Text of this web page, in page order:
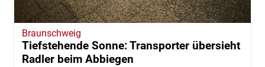
Braunschweig
Tiefstehende Sonne: Transporter übersieht
Radler beim Abbiegen